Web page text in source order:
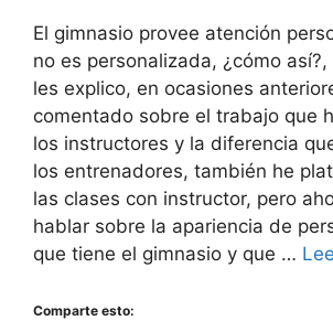
El gimnasio provee atención
no es personalizada, ¿cómo
les explico, en ocasiones
comentado sobre el trabajo que
los instructores y la diferencia
los entrenadores, también he
las clases con instructor, pero
hablar sobre la apariencia de
que tiene el gimnasio y que …
Comparte esto: